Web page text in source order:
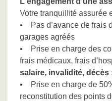
Votre tranquillité assurée
• Pas d’avance de frais
garages agréés
• Prise en charge des
frais médicaux, frais
salaire, invalidité, décès
• Prise en charge de
reconstitution des points